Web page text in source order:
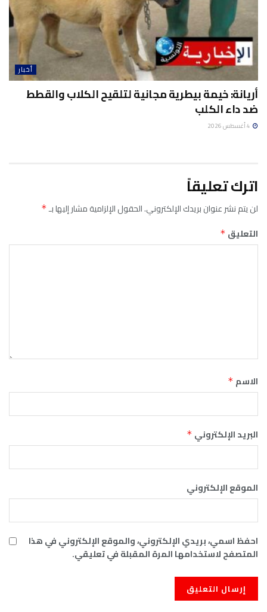
أخبار
أريانة: خيمة بيطرية مجانية لتلقيح الكلاب والقطط
ضد داء الكلب
اترك تعليقاً
لن يتم نشر عنوان بريدك الإلكتروني.الحقول الإلزامية مشار إليها بـ*
التعليق *
الاسم *
البريد الإلكتروني *
الموقع الإلكتروني
احفظ اسمي، بريدي الإلكتروني، والموقع الإلكتروني في هذا
المتصفح لاستخدامها المرة المقبلة في تعليقي.